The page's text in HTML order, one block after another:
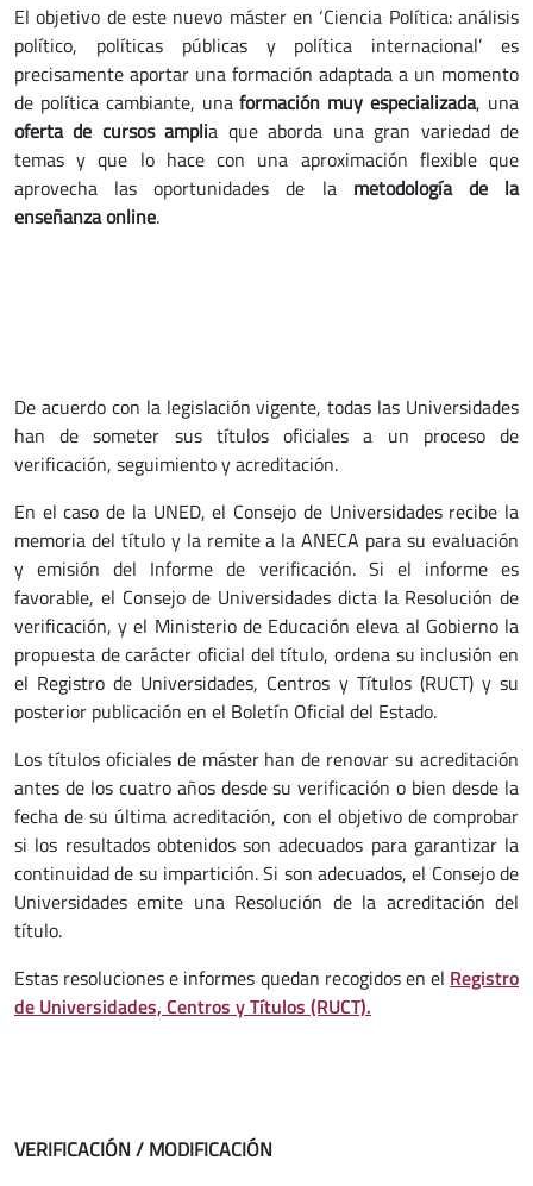
El objetivo de este nuevo máster en ‘Ciencia Política: análisis
político, políticas públicas y política internacional’ es
precisamente aportar una formación adaptada a un momento
de política cambiante, unaformación muy especializada, una
oferta de cursos amplia que aborda una gran variedad de
temas y que lo hace con una aproximación flexible que
aprovecha las oportunidades de la metodología de la
enseñanza online.
De acuerdo con la legislación vigente, todas las Universidades
han de someter sus títulos oficiales a un proceso de
verificación, seguimiento y acreditación.
En el caso de la UNED, el Consejo de Universidades recibe la
memoria del título y la remite a la ANECA para su evaluación
y emisión del Informe de verificación. Si el informe es
favorable, el Consejo de Universidades dicta la Resolución de
verificación, y el Ministerio de Educación eleva al Gobierno la
propuesta de carácter oficial del título, ordena su inclusión en
el Registro de Universidades, Centros y Títulos (RUCT) y su
posterior publicación en el Boletín Oficial del Estado.
Los títulos oficiales de máster han de renovar su acreditación
antes de los cuatro años desde su verificación o bien desde la
fecha de su última acreditación, con el objetivo de comprobar
si los resultados obtenidos son adecuados para garantizar la
continuidad de su impartición. Si son adecuados, el Consejo de
Universidades emite una Resolución de la acreditación del
título.
Estas resoluciones e informes quedan recogidos en el Registro
de Universidades, Centros y Títulos (RUCT).
VERIFICACIÓN / MODIFICACIÓN